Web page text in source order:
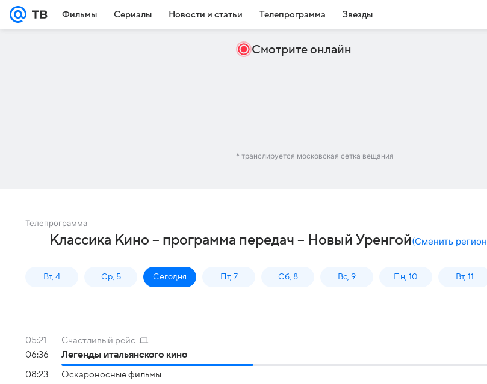
Фильмы Сериалы Новости и статьи Телепрограмма Звезды
Смотрите онлайн
* транслируется московская сетка вещания
Телепрограмма
Классика Кино – программа передач – Новый Уренгой(Сменить регион
Вт, 4 Ср, 5 Сегодня Пт, 7 Сб, 8 Вс, 9 Пн, 10 Вт, 11
05:21
Счастливый рейс
06:36
Легенды итальянского кино
08:23
Оскароносные фильмы